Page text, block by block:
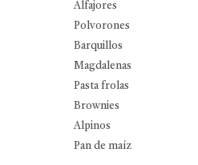
Alfajores
Polvorones
Barquillos
Magdalenas
Pasta frolas
Brownies
Alpinos
Pan de maíz